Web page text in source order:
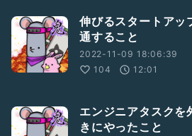
伸びるスタートアッ
通すること
2022-11-09 18:06:39
104
12:01
エンジニアタスクを
きにやったこと